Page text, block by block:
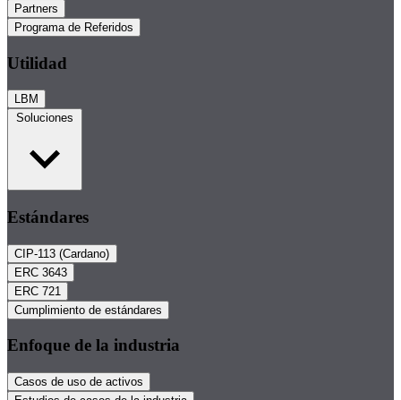
Partners
Programa de Referidos
Utilidad
LBM
Soluciones
Estándares
CIP-113 (Cardano)
ERC 3643
ERC 721
Cumplimiento de estándares
Enfoque de la industria
Casos de uso de activos